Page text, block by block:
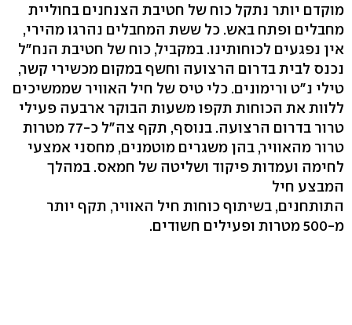
מוקדם יותר נתקל כוח של חטיבת הצנחנים בחוליית
מחבלים ופתח באש. כל ששת המחבלים נהרגו מהירי,
אין נפגעים לכוחותינו. במקביל, כוח של חטיבת הנח"ל
נכנס לבית בדרום הרצועה וחשף במקום מכשירי קשר,
טילי נ"ט ורימונים. כלי טיס של חיל האוויר שממשיכים
ללוות את הכוחות תקפו משעות הבוקר ארבעה פעילי
טרור בדרום הרצועה. בנוסף, תקף צה"ל כ-77 מטרות
טרור מהאוויר, בהן משגרים מוטמנים, מחסני אמצעי
לחימה ועמדות פיקוד ושליטה של חמאס. במהלך
המבצע חיל
התותחנים, בשיתוף כוחות חיל האוויר, תקף יותר
מ-500 מטרות ופעילים חשודים.